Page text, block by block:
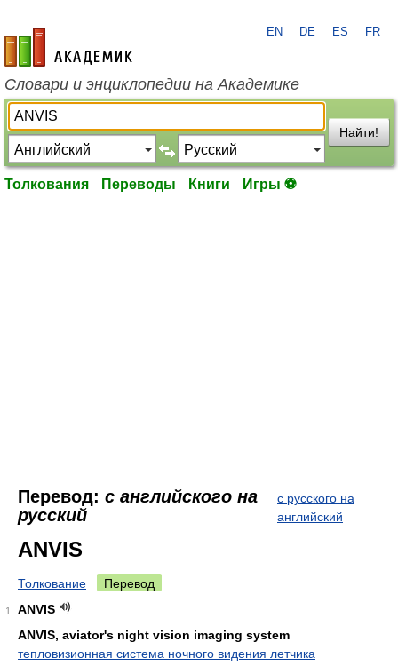
academic.ru
EN DE ES FR
Словари и энциклопедии на Академике
Найти!
Толкования Переводы Книги Игры ⚽
Перевод: с английского на
русский
с русского на
английский
ANVIS
Толкование Перевод
1
ANVIS
ANVIS, aviator's night vision imaging system
тепловизионная система ночного видения летчика